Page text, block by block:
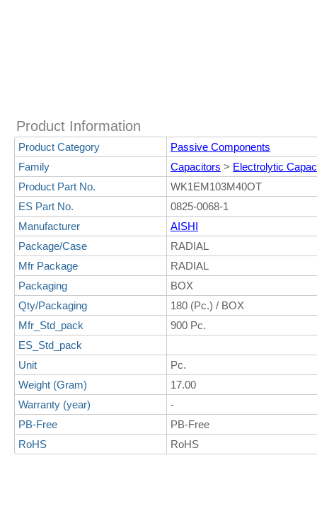
Product Information
Product Category
Passive Components
Family
Capacitors > Electrolytic
Product Part No.
WK1EM103M40OT
ES Part No.
0825-0068-1
Manufacturer
AISHI
Package/Case
RADIAL
Mfr Package
RADIAL
Packaging
BOX
Qty/Packaging
180 (Pc.) / BOX
Mfr_Std_pack
900 Pc.
ES_Std_pack
Unit
Pc.
Weight (Gram)
17.00
Warranty (year)
-
PB-Free
PB-Free
RoHS
RoHS